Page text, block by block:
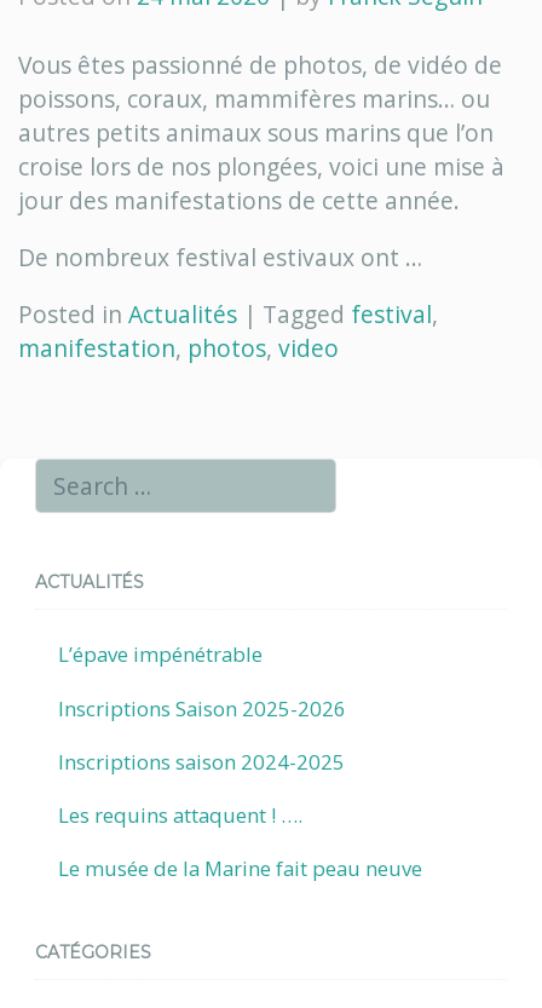
Vous êtes passionné de photos, de vidéo de
poissons, coraux, mammifères marins… ou
autres petits animaux sous marins que l’on
croise lors de nos plongées, voici une mise à
jour des manifestations de cette année.
De nombreux festival estivaux ont …
Posted in Actualités | Tagged festival,
manifestation, photos, video
ACTUALITÉS
L’épave impénétrable
Inscriptions Saison 2025-2026
Inscriptions saison 2024-2025
Les requins attaquent ! ….
Le musée de la Marine fait peau neuve
CATÉGORIES